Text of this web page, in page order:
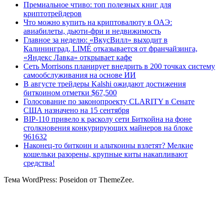
Премиальное чтиво: топ полезных книг для
криптотрейдеров
Что можно купить на криптовалюту в ОАЭ:
авиабилеты, дьюти-фри и недвижимость
Главное за неделю: «ВкусВилл» выходит в
Калининград, LIMÉ отказывается от франчайзинга,
«Яндекс Лавка» открывает кафе
Сеть Morrisons планирует внедрить в 200 точках систему
самообслуживания на основе ИИ
В августе трейдеры Kalshi ожидают достижения
биткоином отметки $67,500
Голосование по законопроекту CLARITY в Сенате
США назначено на 15 сентября
BIP-110 привело к расколу сети Биткойна на фоне
столкновения конкурирующих майнеров на блоке
961632
Наконец-то биткоин и альткоины взлетят? Мелкие
кошельки разорены, крупные киты накапливают
средства!
Тема WordPress: Poseidon от ThemeZee.